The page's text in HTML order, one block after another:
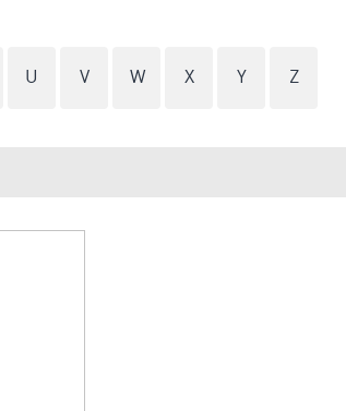
U V W X Y Z